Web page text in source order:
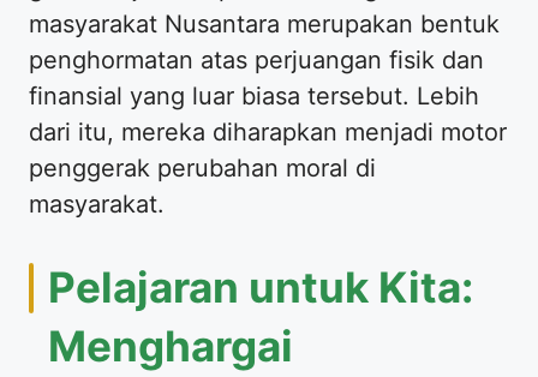
masyarakat Nusantara merupakan bentuk
penghormatan atas perjuangan fisik dan
finansial yang luar biasa tersebut. Lebih
dari itu, mereka diharapkan menjadi motor
penggerak perubahan moral di
masyarakat.
Pelajaran untuk Kita:
Menghargai